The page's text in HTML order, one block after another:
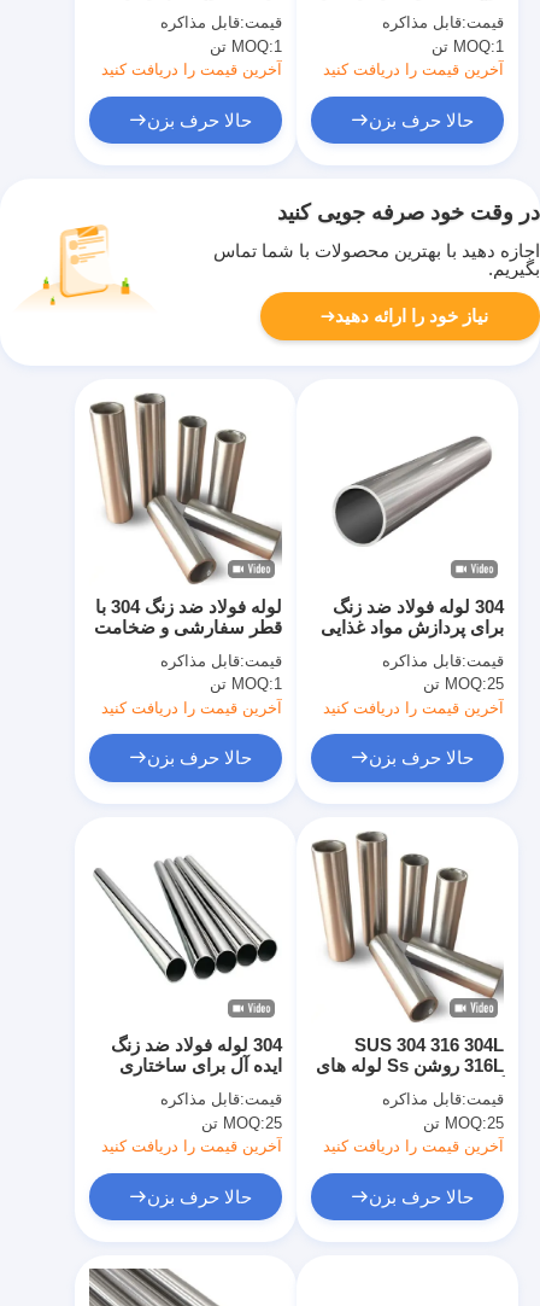
طولانی
قیمت:قابل مذاکره
MOQ:1 تن
آخرین قیمت را دریافت کنید
حالا حرف بزن
قیمت:قابل مذاکره
MOQ:1 تن
آخرین قیمت را دریافت کنید
حالا حرف بزن
در وقت خود صرفه جویی کنید
اجازه دهید با بهترین محصولات با شما تماس
بگیریم.
نیاز خود را ارائه دهید
لوله فولاد ضد زنگ 304 با
قطر سفارشی و ضخامت
قیمت:قابل مذاکره
MOQ:1 تن
آخرین قیمت را دریافت کنید
حالا حرف بزن
304 لوله فولاد ضد زنگ
برای پردازش مواد غذایی
3.0mm ضخامت دیوار
قیمت:قابل مذاکره
MOQ:25 تن
آخرین قیمت را دریافت کنید
حالا حرف بزن
304 لوله فولاد ضد زنگ
ایده آل برای ساختاری
پردازش خودرو و انرژی
برنامه های کاربردی
قیمت:قابل مذاکره
MOQ:25 تن
آخرین قیمت را دریافت کنید
حالا حرف بزن
SUS 304 316 304L
316L روشن Ss لوله های
ضد زنگ لوله های جوش
قیمت:قابل مذاکره
MOQ:25 تن
آخرین قیمت را دریافت کنید
حالا حرف بزن